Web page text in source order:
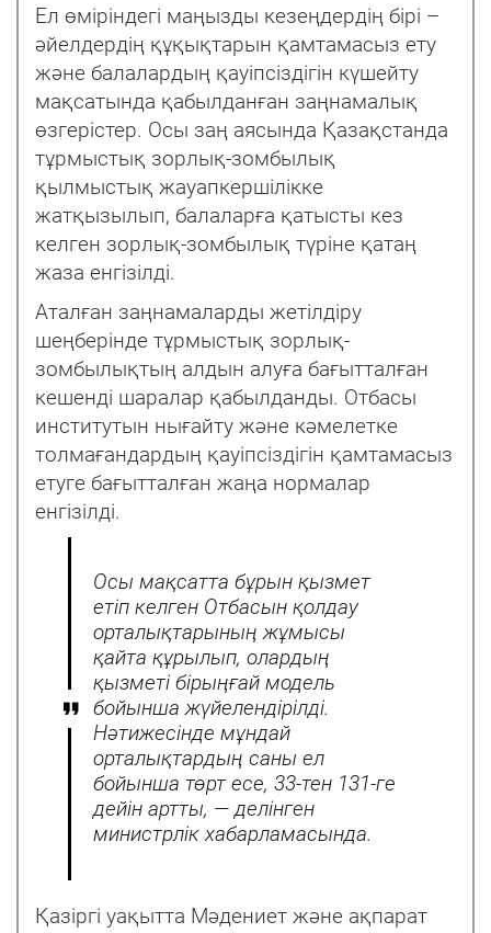
Ел өміріндегі маңызды кезеңдердің бірі –
әйелдердің құқықтарын қамтамасыз ету
және балалардың қауіпсіздігін күшейту
мақсатында қабылданған заңнамалық
өзгерістер. Осы заң аясында Қазақстанда
тұрмыстық зорлық-зомбылық
қылмыстық жауапкершілікке
жатқызылып, балаларға қатысты кез
келген зорлық-зомбылық түріне қатаң
жаза енгізілді.
Аталған заңнамаларды жетілдіру
шеңберінде тұрмыстық зорлық-
зомбылықтың алдын алуға бағытталған
кешенді шаралар қабылданды. Отбасы
институтын нығайту және кәмелетке
толмағандардың қауіпсіздігін қамтамасыз
етуге бағытталған жаңа нормалар
енгізілді.
Осы мақсатта бұрын қызмет
етіп келген Отбасын қолдау
орталықтарының жұмысы
қайта құрылып, олардың
қызметі бірыңғай модель
бойынша жүйелендірілді.
Нәтижесінде мұндай
орталықтардың саны ел
бойынша төрт есе, 33-тен 131-ге
дейін артты, — делінген
министрлік хабарламасында.
Қазіргі уақытта Мәдениет және ақпарат